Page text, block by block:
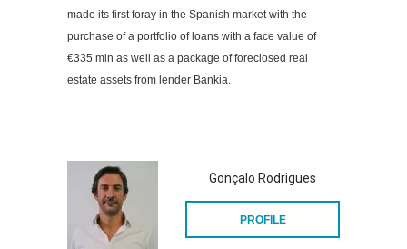
made its first foray in the Spanish market with the
purchase of a portfolio of loans with a face value of
€335 mln as well as a package of foreclosed real
estate assets from lender Bankia.
Gonçalo Rodrigues
PROFILE